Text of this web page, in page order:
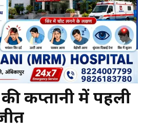
कप्तानी में पहली